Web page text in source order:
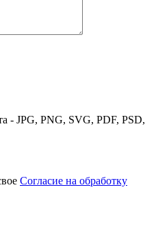
- JPG, PNG, SVG, PDF, PSD,
Согласие на обработку